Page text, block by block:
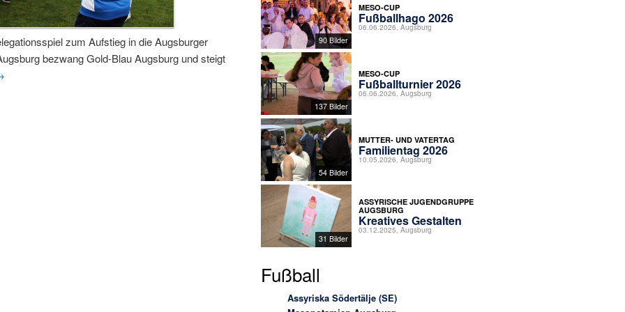
zum Aufstieg in die Augsburger
bezwang Gold-Blau Augsburg und steigt
90 Bilder
MESO-CUP
Fußballhago 2026
06.06.2026, Augsburg
137 Bilder
MESO-CUP
Fußballturnier 2026
06.06.2026, Augsburg
54 Bilder
MUTTER- UND VATERTAG
Familientag 2026
10.05.2026, Augsburg
31 Bilder
ASSYRISCHE JUGENDGRUPPE
AUGSBURG
Kreatives Gestalten
03.12.2025, Augsburg
Fußball
Assyriska Södertälje (SE)